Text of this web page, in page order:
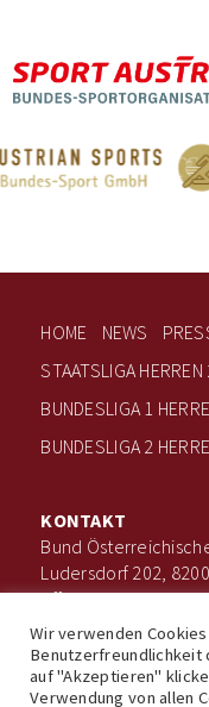
HOME NEWS
STAATSLIGA
BUNDESLIGA 1
BUNDESLIGA 2
KONTAKT
Bund
Ludersdorf 202,
office@boee.at
+43 660 506 7203
Impressum
Wir verwenden
Benutzerfreundlichkeit
auf "Akzeptieren"
Verwendung von allen